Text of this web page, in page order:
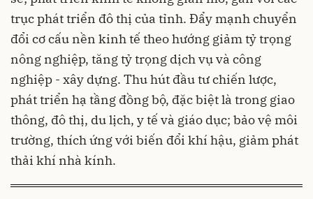
trục phát triển đô thị của tỉnh. Đẩy mạnh chuyển
đổi cơ cấu nền kinh tế theo hướng giảm tỷ trọng
nông nghiệp, tăng tỷ trọng dịch vụ và công
nghiệp - xây dựng. Thu hút đầu tư chiến lược,
phát triển hạ tầng đồng bộ, đặc biệt là trong giao
thông, đô thị, du lịch, y tế và giáo dục; bảo vệ môi
trường, thích ứng với biến đổi khí hậu, giảm phát
thải khí nhà kính.